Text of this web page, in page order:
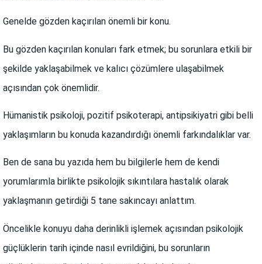
Genelde gözden kaçırılan önemli bir konu.
Bu gözden kaçırılan konuları fark etmek; bu sorunlara etkili bir
şekilde yaklaşabilmek ve kalıcı çözümlere ulaşabilmek
açısından çok önemlidir.
Hümanistik psikoloji, pozitif psikoterapi, antipsikiyatri gibi belli
yaklaşımların bu konuda kazandırdığı önemli farkındalıklar var.
Ben de sana bu yazıda hem bu bilgilerle hem de kendi
yorumlarımla birlikte psikolojik sıkıntılara hastalık olarak
yaklaşmanın getirdiği 5 tane sakıncayı anlattım.
Öncelikle konuyu daha derinlikli işlemek açısından psikolojik
güçlüklerin tarih içinde nasıl evrildiğini, bu sorunların